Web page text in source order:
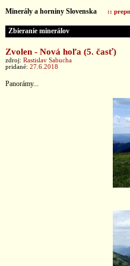
Minerály a horniny Slovenska ::
Zbieranie minerálov
Zvolen - Nová hoľa (5. časť)
zdroj: Rastislav Sabucha
pridané: 27.6.2018
Panorámy...